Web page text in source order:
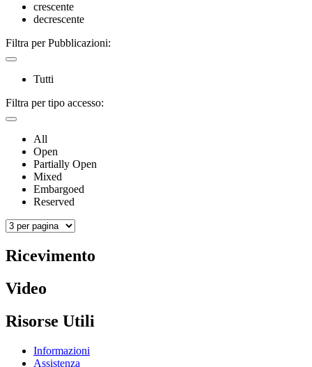
crescente
decrescente
Filtra per Pubblicazioni:
Tutti
Filtra per tipo accesso:
All
Open
Partially Open
Mixed
Embargoed
Reserved
Ricevimento
Video
Risorse Utili
Informazioni
Assistenza